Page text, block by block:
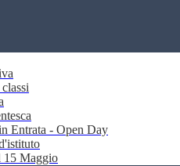
Entrata - Open Day
15 Maggio